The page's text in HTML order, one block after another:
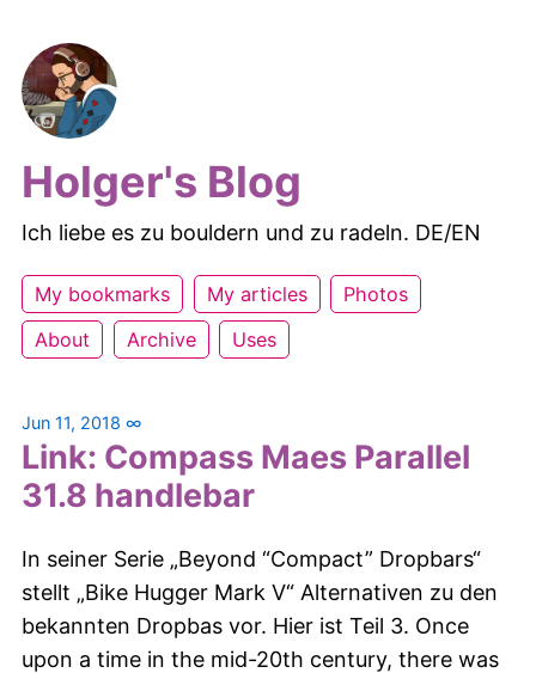
Holger's Blog
Ich liebe es zu bouldern und zu radeln. DE/EN
My bookmarks My articles
Photos
About
Archive Uses
Jun 11, 2018 ∞
Link: Compass Maes Parallel
31.8 handlebar
In seiner Serie „Beyond “Compact” Dropbars“
stellt „Bike Hugger Mark V“ Alternativen zu den
bekannten Dropbas vor. Hier ist Teil 3. Once
upon a time in the mid-20th century, there was